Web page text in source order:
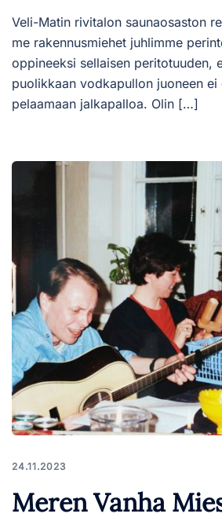
Veli-Matin rivitalon saunaosaston
me rakennusmiehet juhlimme
oppineeksi sellaisen peritotuuden,
puolikkaan vodkapullon juoneen ei
pelaamaan jalkapalloa. Olin […]
24.11.2023
Meren Vanha